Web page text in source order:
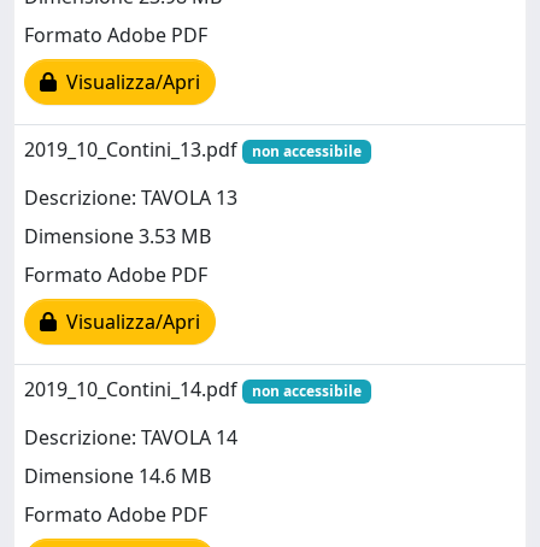
Formato Adobe PDF
Visualizza/Apri
2019_10_Contini_13.pdf non accessibile
Descrizione: TAVOLA 13
Dimensione 3.53 MB
Formato Adobe PDF
Visualizza/Apri
2019_10_Contini_14.pdf non accessibile
Descrizione: TAVOLA 14
Dimensione 14.6 MB
Formato Adobe PDF